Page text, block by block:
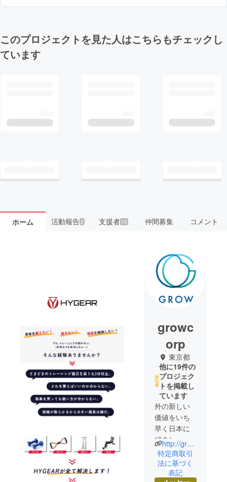
このプロジェクトを見た人はこちらもチェックし
ています
ホーム 活動報告2 支援者 10 仲間募集 コメント
growc
orp
東京都
他に19件の
プロジェク
トを掲載し
ています
外の新しい
価値をいち
早く日本に
紹介し、そ
の感動をみ
なさまと共
有したいと
http://grows.co.jp/
特定商取引
法に基づく
表記